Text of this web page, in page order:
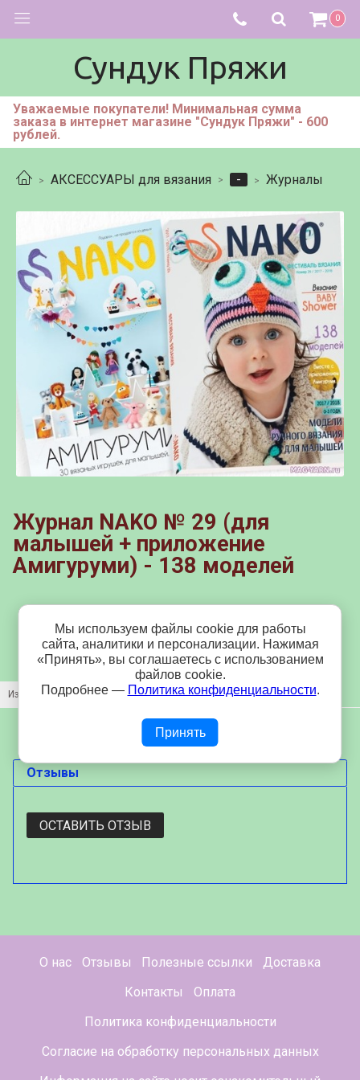
0
Сундук Пряжи
Уважаемые покупатели! Минимальная сумма
заказа в интернет магазине "Сундук Пряжи" - 600
рублей.
АКСЕССУАРЫ для вязания - Журналы
Журнал NAKO № 29 (для
малышей + приложение
Амигуруми) - 138 моделей
450 р.
Изображение Название Цена
Отзывы
ОСТАВИТЬ ОТЗЫВ
О нас Отзывы Полезные ссылки
Доставка
Контакты
Оплата
Политика конфиденциальности
Согласие на обработку персональных данных
Мы используем файлы cookie для работы
сайта, аналитики и персонализации. Нажимая
«Принять», вы соглашаетесь с использованием
файлов cookie.
Подробнее — Политика конфиденциальности.
Принять